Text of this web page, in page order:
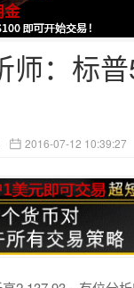
师：标
2016-07-12 10:39:27